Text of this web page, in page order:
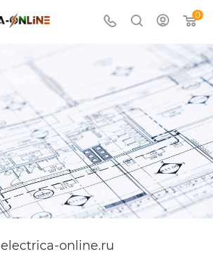
0
electrica-online.ru